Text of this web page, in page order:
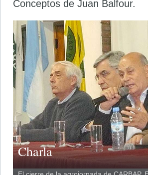
Conceptos de Juan Balfour.
Charla